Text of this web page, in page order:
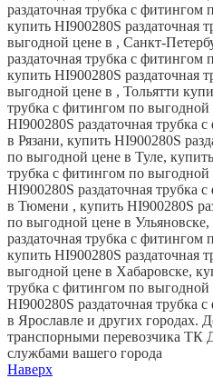
раздаточная трубка с
купить HI900280S раздаточная
выгодной цене в , Санкт-
раздаточная трубка с
купить HI900280S раздаточная
выгодной цене в , Тольятти
трубка с фитингом по
HI900280S раздаточная трубка
в Рязани, купить HI900280S
по выгодной цене в Туле,
трубка с фитингом по выгодной
HI900280S раздаточная трубка
в Тюмени , купить HI900280S
по выгодной цене в
раздаточная трубка с
купить HI900280S раздаточная
выгодной цене в Хабаровске,
трубка с фитингом по выгодной
HI900280S раздаточная трубка
в Ярославле и других городах.
транспорными перевозчика ТК
службами вашего города
Наверх